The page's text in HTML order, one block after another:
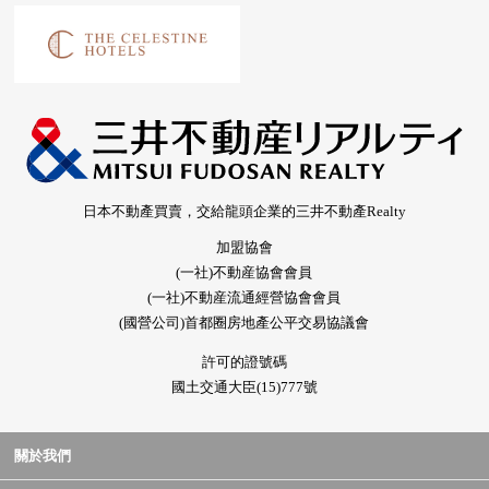
日本不動產買賣，交給龍頭企業的三井不動產Realty
加盟協會
(一社)不動産協會會員
(一社)不動産流通經營協會會員
(國營公司)首都圈房地產公平交易協議會
許可的證號碼
國土交通大臣(15)777號
關於我們